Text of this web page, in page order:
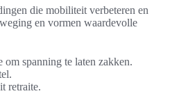
die mobiliteit verbeteren en
en vormen waardevolle
spanning te laten zakken.
retraite.